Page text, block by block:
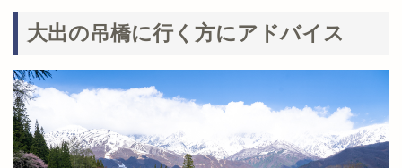
大出の吊橋に行く方にアドバイス